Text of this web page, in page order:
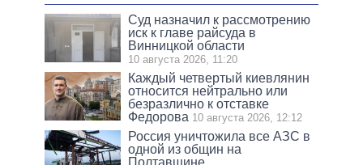
Суд назначил к рассмотрению
иск к главе райсуда в
Винницкой области
10 августа 2026, 11:20
Каждый четвертый киевлянин
относится нейтрально или
безразлично к отставке
Федорова 10 августа 2026, 12:12
Россия уничтожила все АЗС в
одной из общин на